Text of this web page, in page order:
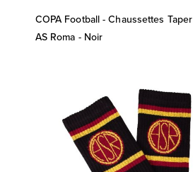
COPA Football - Chaussettes Taper
AS Roma - Noir